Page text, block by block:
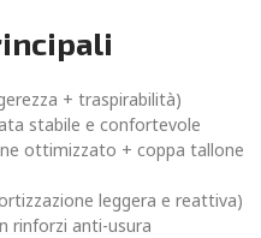
+ traspirabilità)
stabile e confortevole
ottimizzato + coppa tallone
leggera e reattiva)
rinforzi anti-usura